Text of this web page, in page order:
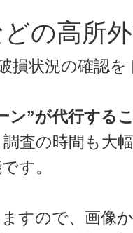
の高所
損状況の確認を
”が代行する
調査の時間も大
す。
すので、画像